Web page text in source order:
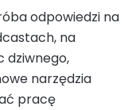
odpowiedzi na
na
dziwnego,
narzędzia
pracę